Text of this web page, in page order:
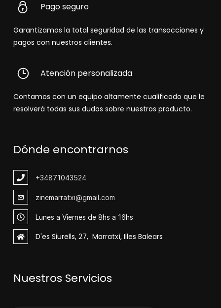
Pago seguro
Garantizamos la total seguridad de las transacciones y
pagos con nuestros clientes.
Atención personalizada
Contamos con un equipo altamente cualificado que le
resolverá todas sus dudas sobre nuestros producto.
Dónde encontrarnos
+34871043524
zinemarratxi@gmail.com
Lunes a Viernes de 8hs a 16hs
D'es Siurells, 27, Marratxí, Illes Balears
Nuestros Servicios